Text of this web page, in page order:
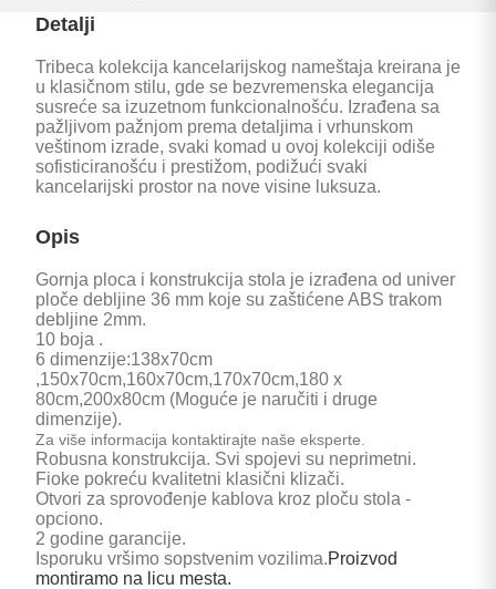
Detalji
Tribeca kolekcija kancelarijskog nameštaja kreirana je
u klasičnom stilu, gde se bezvremenska elegancija
susreće sa izuzetnom funkcionalnošću. Izrađena sa
pažljivom pažnjom prema detaljima i vrhunskom
veštinom izrade, svaki komad u ovoj kolekciji odiše
sofisticiranošću i prestižom, podižući svaki
kancelarijski prostor na nove visine luksuza.
Opis
Gornja ploca i konstrukcija stola je izrađena od univer
ploče debljine 36 mm koje su zaštićene ABS trakom
debljine 2mm.
10 boja .
6 dimenzije:138x70cm
,150x70cm,160x70cm,170x70cm,180 x
80cm,200x80cm (Moguće je naručiti i druge
dimenzije).
Za više informacija kontaktirajte naše eksperte.
Robusna konstrukcija. Svi spojevi su neprimetni.
Fioke pokreću kvalitetni klasični klizači.
Otvori za sprovođenje kablova kroz ploču stola -
opciono.
2 godine garancije.
Isporuku vršimo sopstvenim vozilima.Proizvod
montiramo na licu mesta.